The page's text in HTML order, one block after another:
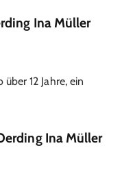
Ina Müller
12 Jahre, ein
Ina Müller